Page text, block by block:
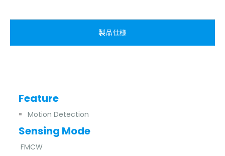
製品仕様
Feature
Motion Detection
Sensing Mode
FMCW